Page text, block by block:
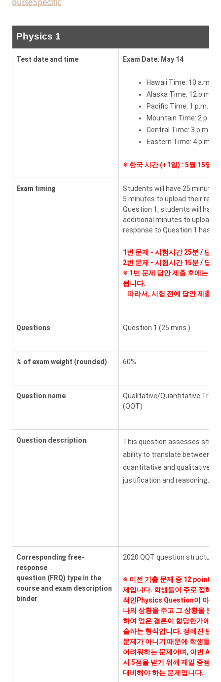
Physics 1
Test date and time Exam Date: May 14
Hawaii Time: 10 a.m.
Alaska Time: 12 p.m.
Pacific Time: 1 p.m.
Mountain Time: 2 p.m.
Central Time: 3 p.m.
Eastern Time: 4 p.m.
※ 한국 시간 (+1일) : 5월 15일
Exam timing
Students will have 25 minutes
5 minutes to upload their
Question 1, students will
additional minutes to upload
response to Question 1 has
1번 문제 - 시험시간 25분 / 답안
2번 문제 - 시험시간 15분 / 답안
※ 1번 문제 답안 제출 후에는 다
됩니다.
따라서, 시험 전에 답안 제출
Questions Question 1 (25 mins.)
% of exam weight (rounded) 60%
Question name
Qualitative/Quantitative
(QQT)
Question description
This question assesses
ability to translate between
quantitative and qualitative
justification and reasoning.
Corresponding free-
response
question (FRQ) type in the
course and exam description
binder
2020 QQT question structure
※ 이전 기출 문제 중 12 points
제입니다. 학생들이 주로 접해
적인Physics Question이 아니
나의 상황을 주고 그 상황을 분
하여 얻은 결론이 합당한가에 대
술하는 형식입니다. 정해진 답을
문제가 아니기 때문에 학생들이
어려워하는 문제이며, 이번 AP
서 5점을 받기 위해 제일 중점을
대비해야 하는 문제입니다.